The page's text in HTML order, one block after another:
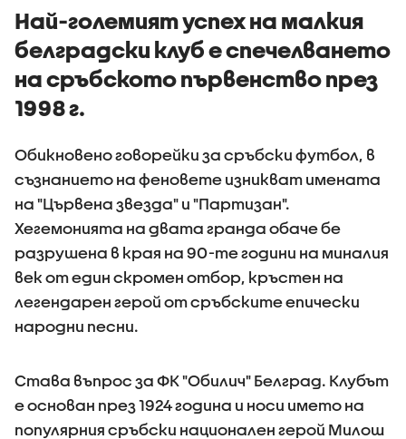
Най-големият успех на малкия
белградски клуб е спечелването
на сръбското първенство през
1998 г.
Обикновено говорейки за сръбски футбол, в
съзнанието на феновете изникват имената
на "Цървена звезда" и "Партизан".
Хегемонията на двата гранда обаче бе
разрушена в края на 90-те години на миналия
век от един скромен отбор, кръстен на
легендарен герой от сръбските епически
народни песни.
Става въпрос за ФК "Обилич" Белград. Клубът
е основан през 1924 година и носи името на
популярния сръбски национален герой Милош